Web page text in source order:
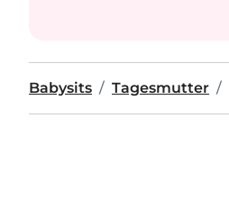
Babysits Tagesmutter